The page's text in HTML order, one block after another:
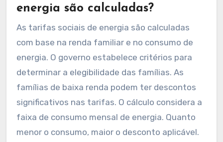
energia são calculadas?
As tarifas sociais de energia são calculadas
com base na renda familiar e no consumo de
energia. O governo estabelece critérios para
determinar a elegibilidade das famílias. As
famílias de baixa renda podem ter descontos
significativos nas tarifas. O cálculo considera a
faixa de consumo mensal de energia. Quanto
menor o consumo, maior o desconto aplicável.